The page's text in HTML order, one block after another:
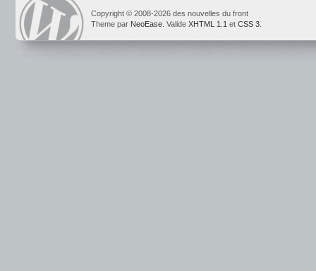
Copyright © 2008-2026 des nouvelles du front
Theme par NeoEase . Valide XHTML 1.1 et CSS 3